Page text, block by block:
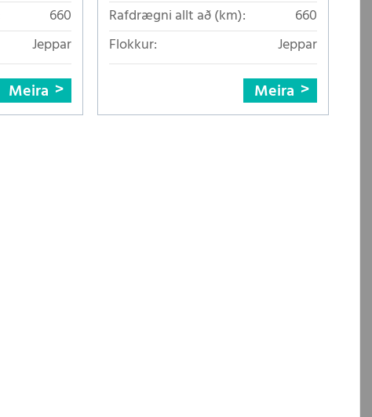
660
Jeppar
Meira
Rafdrægni allt að (km):
660
Flokkur:
Jeppar
Meira